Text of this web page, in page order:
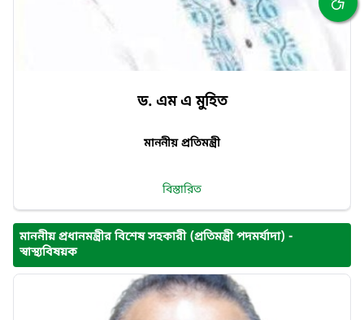
ড. এম এ মুহিত
মাননীয় প্রতিমন্ত্রী
বিস্তারিত
মাননীয় প্রধানমন্ত্রীর বিশেষ সহকারী (প্রতিমন্ত্রী পদমর্যাদা) -
স্বাস্থ্যবিষয়ক